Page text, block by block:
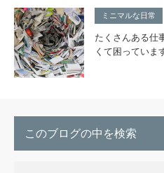
ミニマルな日常
たくさんある仕
くて困っていま
このブログの中を検索